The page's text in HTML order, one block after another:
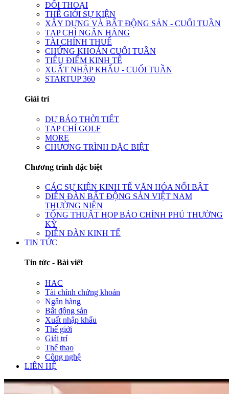
ĐỐI THOẠI
THẾ GIỚI SỰ KIỆN
XÂY DỰNG VÀ BẤT ĐỘNG SẢN - CUỐI TUẦN
TẠP CHÍ NGÂN HÀNG
TÀI CHÍNH THUẾ
CHỨNG KHOÁN CUỐI TUẦN
TIÊU ĐIỂM KINH TẾ
XUẤT NHẬP KHẨU - CUỐI TUẦN
STARTUP 360
Giải trí
DỰ BÁO THỜI TIẾT
TẠP CHÍ GOLF
MORE
CHƯƠNG TRÌNH ĐẶC BIỆT
Chương trình đặc biệt
CÁC SỰ KIỆN KINH TẾ VĂN HÓA NỔI BẬT
DIỄN ĐÀN BẤT ĐỘNG SẢN VIỆT NAM
THƯỜNG NIÊN
TỔNG THUẬT HỌP BÁO CHÍNH PHỦ THƯỜNG
KỲ
DIỄN ĐÀN KINH TẾ
TIN TỨC
Tin tức - Bài viết
HAC
Tài chính chứng khoán
Ngân hàng
Bất động sản
Xuất nhập khẩu
Thế giới
Giải trí
Thể thao
Công nghệ
LIÊN HỆ